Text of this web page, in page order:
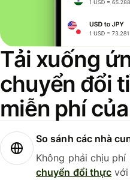
Tải xuống
chuyển đổi
miễn phí
So sánh các nhà
Không phải chịu phí
chuyển đổi thực với